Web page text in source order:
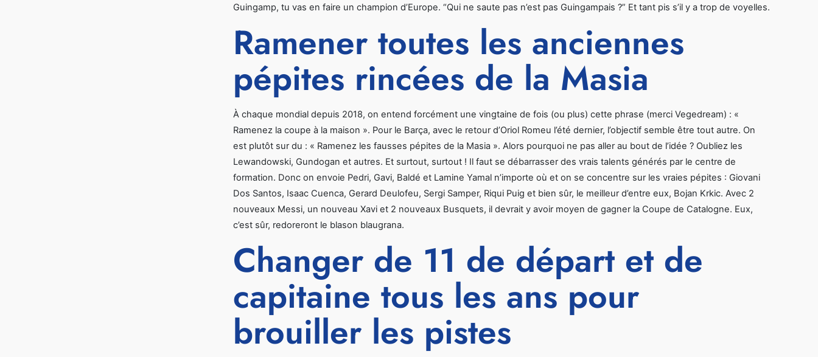
Guingamp, tu vas en faire un champion d’Europe. “Qui ne saute pas n’est pas Guingampais ?” Et tant pis s’il y a trop de voyelles.
Ramener toutes les anciennes
pépites rincées de la Masia
À chaque mondial depuis 2018, on entend forcément une vingtaine de fois (ou plus) cette phrase (merci Vegedream) : «
Ramenez la coupe à la maison ». Pour le Barça, avec le retour d’Oriol Romeu l’été dernier, l’objectif semble être tout autre. On
est plutôt sur du : « Ramenez les fausses pépites de la Masia ». Alors pourquoi ne pas aller au bout de l’idée ? Oubliez les
Lewandowski, Gundogan et autres. Et surtout, surtout ! Il faut se débarrasser des vrais talents générés par le centre de
formation. Donc on envoie Pedri, Gavi, Baldé et Lamine Yamal n’importe où et on se concentre sur les vraies pépites : Giovani
Dos Santos, Isaac Cuenca, Gerard Deulofeu, Sergi Samper, Riqui Puig et bien sûr, le meilleur d’entre eux, Bojan Krkic. Avec 2
nouveaux Messi, un nouveau Xavi et 2 nouveaux Busquets, il devrait y avoir moyen de gagner la Coupe de Catalogne. Eux,
c’est sûr, redoreront le blason blaugrana.
Changer de 11 de départ et de
capitaine tous les ans pour
brouiller les pistes